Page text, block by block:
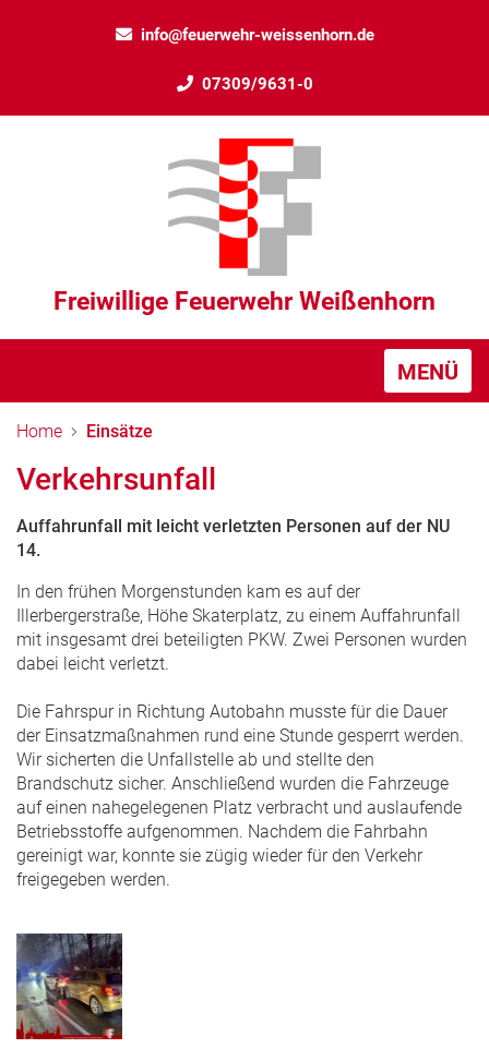
info@feuerwehr-weissenhorn.de
07309/9631-0
Freiwillige Feuerwehr Weißenhorn
MENÜ
Home Einsätze
Verkehrsunfall
Auffahrunfall mit leicht verletzten Personen auf der NU
14.
In den frühen Morgenstunden kam es auf der
Illerbergerstraße, Höhe Skaterplatz, zu einem Auffahrunfall
mit insgesamt drei beteiligten PKW. Zwei Personen wurden
dabei leicht verletzt.
Die Fahrspur in Richtung Autobahn musste für die Dauer
der Einsatzmaßnahmen rund eine Stunde gesperrt werden.
Wir sicherten die Unfallstelle ab und stellte den
Brandschutz sicher. Anschließend wurden die Fahrzeuge
auf einen nahegelegenen Platz verbracht und auslaufende
Betriebsstoffe aufgenommen. Nachdem die Fahrbahn
gereinigt war, konnte sie zügig wieder für den Verkehr
freigegeben werden.